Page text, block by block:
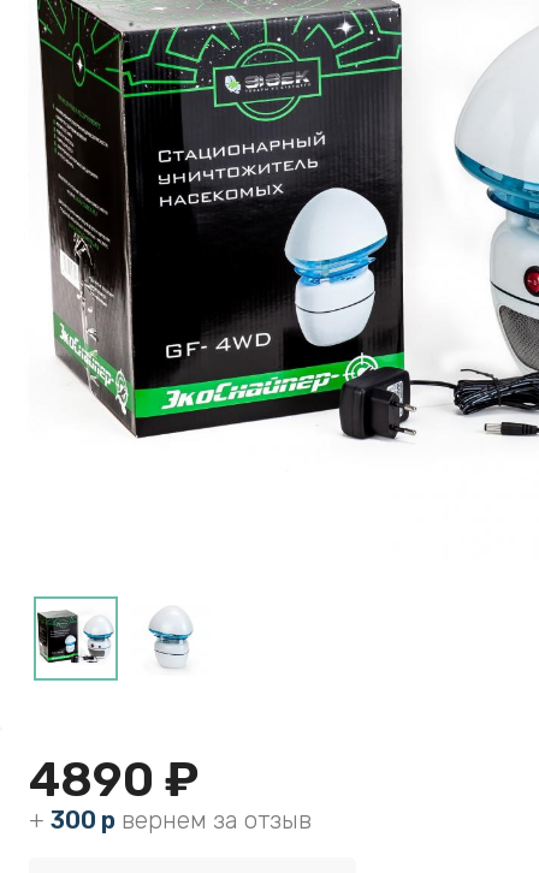
4890 ₽
+ 300 р вернем за отзыв